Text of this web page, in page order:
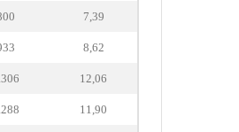
7,39
8,62
12,06
11,90